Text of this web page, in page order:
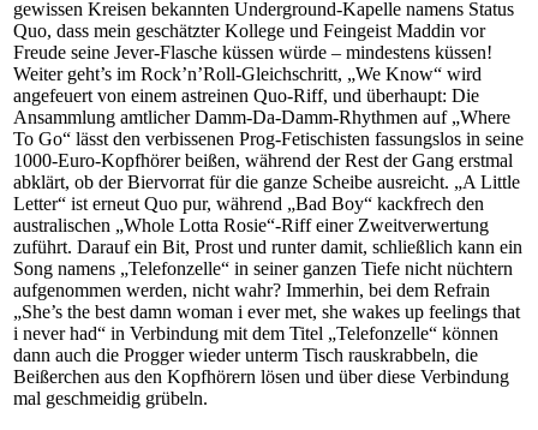
gewissen Kreisen bekannten Underground-Kapelle namens Status
Quo, dass mein geschätzter Kollege und Feingeist Maddin vor
Freude seine Jever-Flasche küssen würde – mindestens küssen!
Weiter geht’s im Rock’n’Roll-Gleichschritt, „We Know“ wird
angefeuert von einem astreinen Quo-Riff, und überhaupt: Die
Ansammlung amtlicher Damm-Da-Damm-Rhythmen auf „Where
To Go“ lässt den verbissenen Prog-Fetischisten fassungslos in seine
1000-Euro-Kopfhörer beißen, während der Rest der Gang erstmal
abklärt, ob der Biervorrat für die ganze Scheibe ausreicht. „A Little
Letter“ ist erneut Quo pur, während „Bad Boy“ kackfrech den
australischen „Whole Lotta Rosie“-Riff einer Zweitverwertung
zuführt. Darauf ein Bit, Prost und runter damit, schließlich kann ein
Song namens „Telefonzelle“ in seiner ganzen Tiefe nicht nüchtern
aufgenommen werden, nicht wahr? Immerhin, bei dem Refrain
„She’s the best damn woman i ever met, she wakes up feelings that
i never had“ in Verbindung mit dem Titel „Telefonzelle“ können
dann auch die Progger wieder unterm Tisch rauskrabbeln, die
Beißerchen aus den Kopfhörern lösen und über diese Verbindung
mal geschmeidig grübeln.